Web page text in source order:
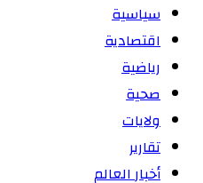
سياسية
اقتصادية
رياضية
صحية
ولايات
تقارير
أخبار العالم